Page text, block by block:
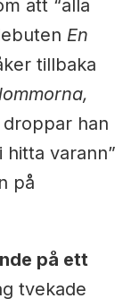
att “alla
En
tillbaka
han
varann”
på
på ett
tvekade